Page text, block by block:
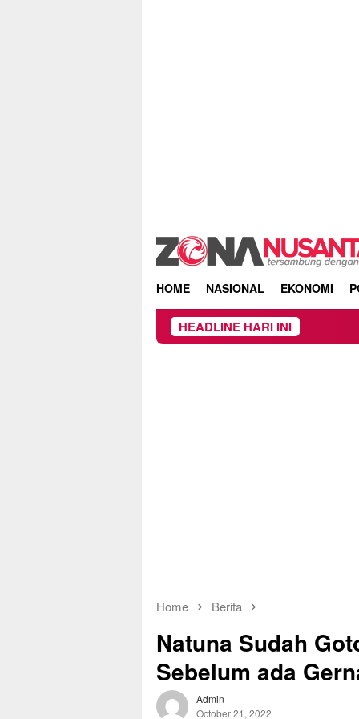
HOME NASIONAL EKONOMI
HEADLINE HARI INIKebakaran
Home Berita
Natuna Sudah
Sebelum ada
Admin
October 21, 2022